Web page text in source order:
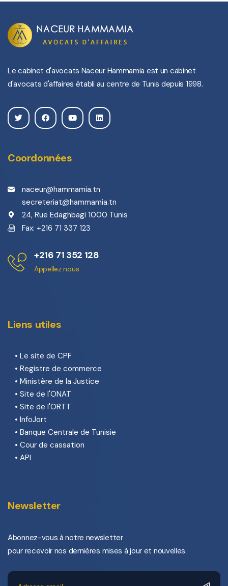
Le cabinet d'avocats Naceur Hammamia est un cabinet
d'avocats d'affaires établi au centre de Tunis depuis 1998.
Coordonnées
naceur@hammamia.tn
secreteriat@hammamia.tn
24, Rue Edaghbagi 1000 Tunis
Fax: +216 71 337 123
+216 71 352 128
Appellez nous
Liens utiles
• Le site de CPF
• Registre de commerce
• Ministère de la Justice
• Site de l'ONAT
• Site de l'ORTT
• InfoJort
• Banque Centrale de Tunisie
• Cour de cassation
• API
Newsletter
Abonnez-vous à notre newsletter
pour recevoir nos dernières mises à jour et nouvelles.